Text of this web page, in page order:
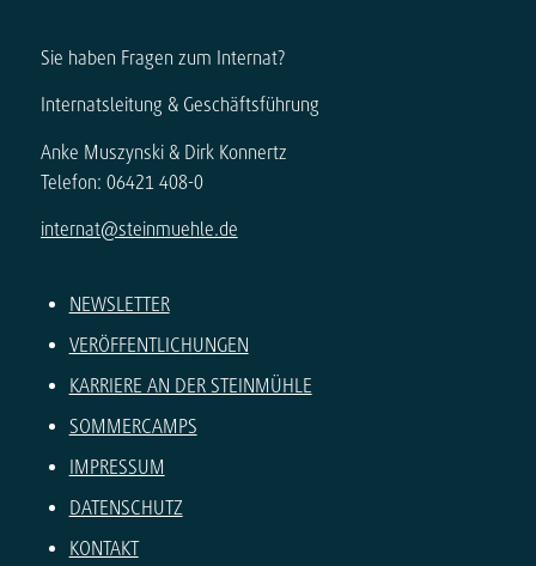
Sie haben Fragen zum Internat?
Internatsleitung & Geschäftsführung
Anke Muszynski & Dirk Konnertz
Telefon: 06421 408-0
internat@steinmuehle.de
NEWSLETTER
VERÖFFENTLICHUNGEN
KARRIERE AN DER STEINMÜHLE
SOMMERCAMPS
IMPRESSUM
DATENSCHUTZ
KONTAKT